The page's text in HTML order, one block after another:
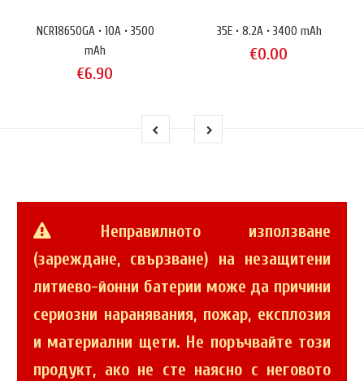
NCR18650GA • 10A • 3500
mAh
€6.90
35E • 8.2A • 3400 mAh
€0.00
Неправилното използване
(зареждане, свързване) на незащитени
литиево-йонни батерии може да причини
сериозни наранявания, пожар, експлозия
и материални щети. Не поръчвайте този
продукт, ако не сте наясно с неговото